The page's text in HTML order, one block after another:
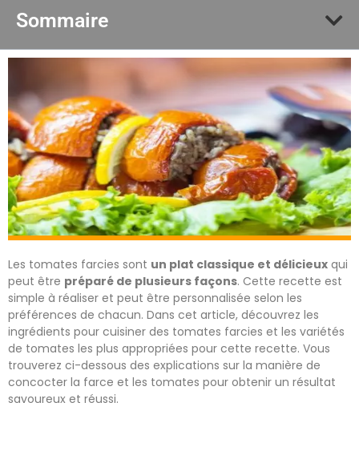
Sommaire
Les tomates farcies sont un plat classique et délicieux qui
peut être préparé de plusieurs façons. Cette recette est
simple à réaliser et peut être personnalisée selon les
préférences de chacun. Dans cet article, découvrez les
ingrédients pour cuisiner des tomates farcies et les variétés
de tomates les plus appropriées pour cette recette. Vous
trouverez ci-dessous des explications sur la manière de
concocter la farce et les tomates pour obtenir un résultat
savoureux et réussi.